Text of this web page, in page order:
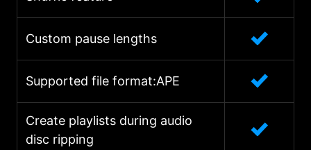
Custom pause lengths
Supported file format:APE
Create playlists during audio
disc ripping